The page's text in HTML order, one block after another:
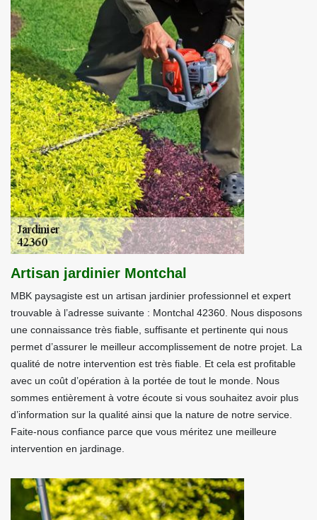
Artisan jardinier Montchal
MBK paysagiste est un artisan jardinier professionnel et expert
trouvable à l’adresse suivante : Montchal 42360. Nous disposons
une connaissance très fiable, suffisante et pertinente qui nous
permet d’assurer le meilleur accomplissement de notre projet. La
qualité de notre intervention est très fiable. Et cela est profitable
avec un coût d’opération à la portée de tout le monde. Nous
sommes entièrement à votre écoute si vous souhaitez avoir plus
d’information sur la qualité ainsi que la nature de notre service.
Faite-nous confiance parce que vous méritez une meilleure
intervention en jardinage.